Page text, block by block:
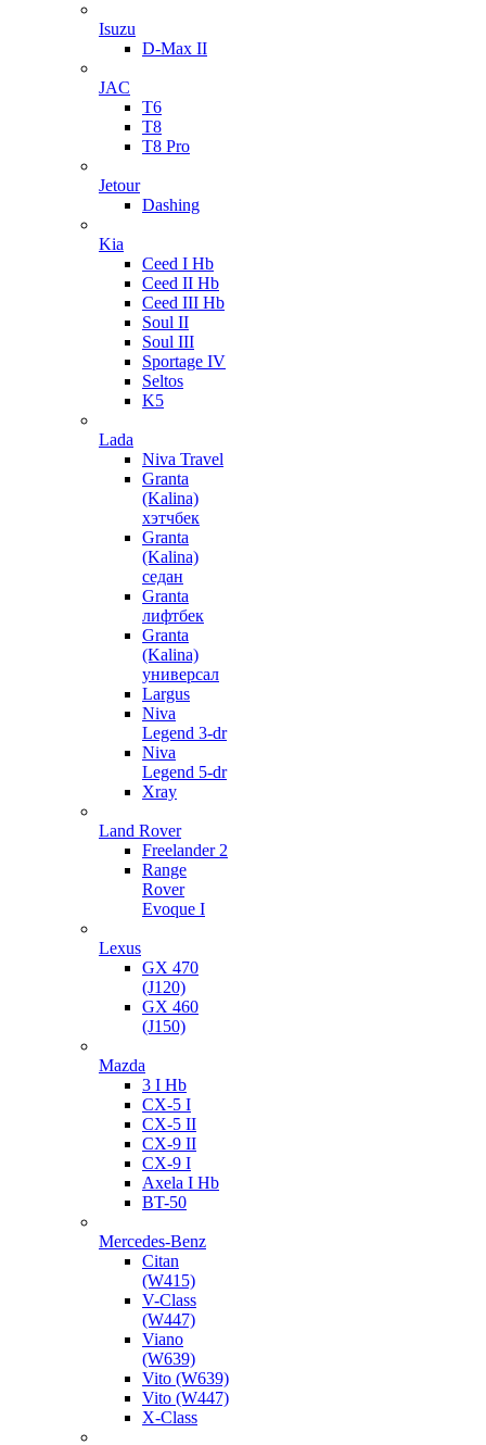
Isuzu
D-Max II
JAC
T6
T8
T8 Pro
Jetour
Dashing
Kia
Ceed I Hb
Ceed II Hb
Ceed III Hb
Soul II
Soul III
Sportage IV
Seltos
K5
Lada
Niva Travel
Granta
(Kalina)
хэтчбек
Granta
(Kalina)
седан
Granta
лифтбек
Granta
(Kalina)
универсал
Largus
Niva
Legend 3-dr
Niva
Legend 5-dr
Xray
Land Rover
Freelander 2
Range
Rover
Evoque I
Lexus
GX 470
(J120)
GX 460
(J150)
Mazda
3 I Hb
CX-5 I
CX-5 II
CX-9 II
CX-9 I
Axela I Hb
BT-50
Mercedes-Benz
Citan
(W415)
V-Class
(W447)
Viano
(W639)
Vito (W639)
Vito (W447)
X-Class